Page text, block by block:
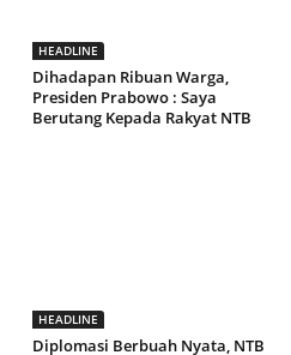
HEADLINE
Dihadapan Ribuan Warga,
Presiden Prabowo : Saya
Berutang Kepada Rakyat NTB
HEADLINE
Diplomasi Berbuah Nyata, NTB